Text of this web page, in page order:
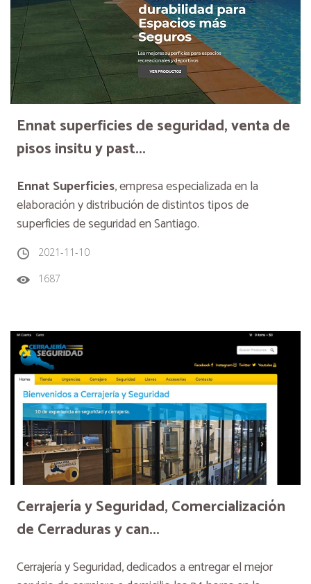
Ennat superficies de seguridad, venta de
pisos insitu y past...
Ennat Superficies, empresa especializada en la
elaboración y distribución de distintos tipos de
superficies de seguridad en Santiago.
2021-11-10
1687
Cerrajería y Seguridad, Comercialización
de Cerraduras y can...
Cerrajería y Seguridad, dedicados a entregar el mejor